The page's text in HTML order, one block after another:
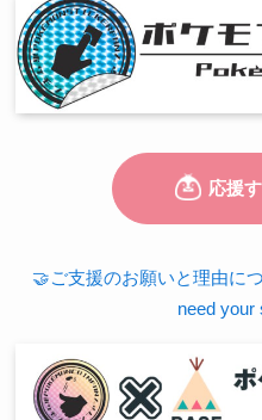
🤝ご支援のお願いと理由に
need your